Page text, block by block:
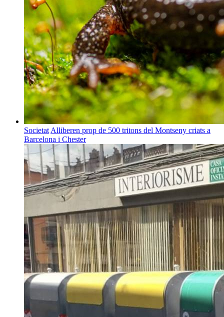
Societat Alliberen prop de 500 tritons del Montseny criats a
Barcelona i Chester